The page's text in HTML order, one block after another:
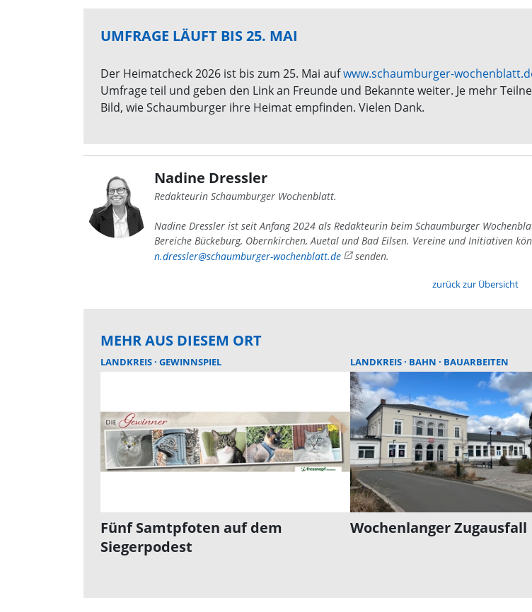
UMFRAGE LÄUFT BIS 25. MAI
Der Heimatcheck 2026 ist bis zum 25. Mai aufwww.schaumburger-
Umfrage teil und geben den Link an Freunde und Bekannte weiter. Je mehr
Bild, wie Schaumburger ihre Heimat empfinden. Vielen Dank.
Nadine Dressler
Redakteurin Schaumburger Wochenblatt.
Nadine Dressler ist seit Anfang 2024 als Redakteurin beim Schaumburger
Bereiche Bückeburg, Obernkirchen, Auetal und Bad Eilsen. Vereine und Initiativen
n.dressler@schaumburger-wochenblatt.de
senden.
zurück zur Übersicht
MEHR AUS DIESEM ORT
LANDKREIS GEWINNSPIEL
Fünf Samtpfoten auf dem
Siegerpodest
LANDKREIS BAHN BAUARBEITEN
Wochenlanger Zugausfall